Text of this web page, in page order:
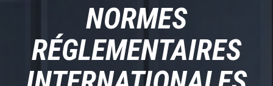
NORMES
RÉGLEMENTAIRES